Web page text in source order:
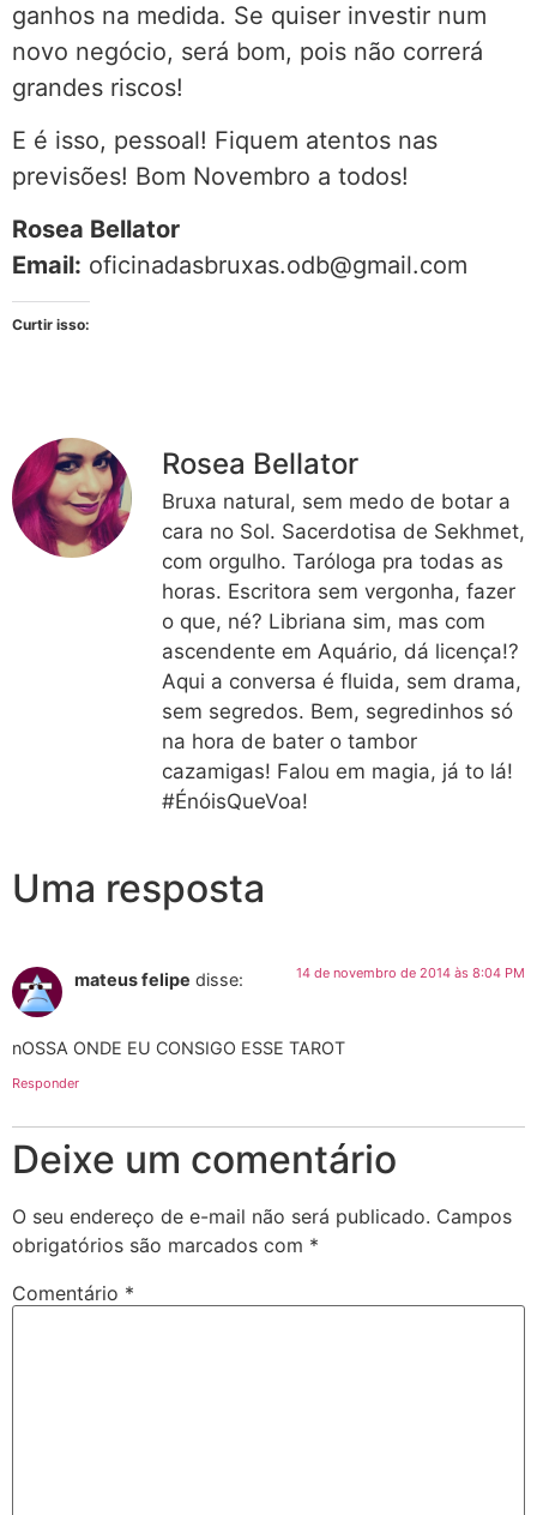
ganhos na medida. Se quiser investir num
novo negócio, será bom, pois não correrá
grandes riscos!
E é isso, pessoal! Fiquem atentos nas
previsões! Bom Novembro a todos!
Rosea Bellator
Email: oficinadasbruxas.odb@gmail.com
Curtir isso:
Rosea Bellator
Bruxa natural, sem medo de botar a
cara no Sol. Sacerdotisa de Sekhmet,
com orgulho. Taróloga pra todas as
horas. Escritora sem vergonha, fazer
o que, né? Libriana sim, mas com
ascendente em Aquário, dá licença!?
Aqui a conversa é fluida, sem drama,
sem segredos. Bem, segredinhos só
na hora de bater o tambor
cazamigas! Falou em magia, já to lá!
#ÉnóisQueVoa!
Uma resposta
mateus felipe disse: 14 de novembro de 2014 às 8:04 PM
nOSSA ONDE EU CONSIGO ESSE TAROT
Responder
Deixe um comentário
O seu endereço de e-mail não será publicado. Campos
obrigatórios são marcados com *
Comentário *